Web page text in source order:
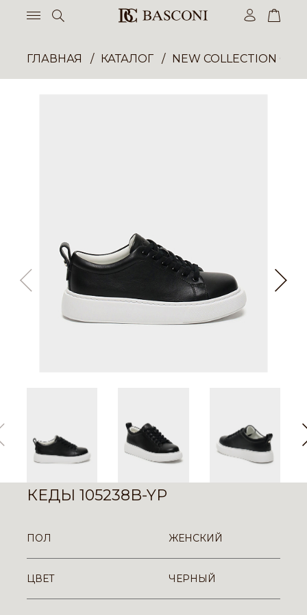
ГЛАВНАЯ КАТАЛОГ NEW COLLECTION
КЕДЫ 105238B-YP
ПОЛ ЖЕНСКИЙ
ЦВЕТ ЧЕРНЫЙ